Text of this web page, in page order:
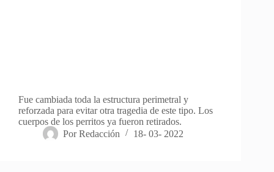
Fue cambiada toda la estructura perimetral y
reforzada para evitar otra tragedia de este tipo. Los
cuerpos de los perritos ya fueron retirados.
Por Redacción 18- 03- 2022